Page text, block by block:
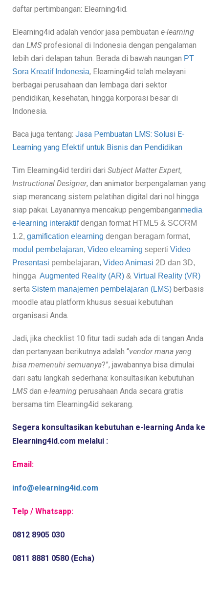
daftar pertimbangan: Elearning4id.
Elearning4id adalah vendor jasa pembuatan e-learning
dan LMS profesional di Indonesia dengan pengalaman
lebih dari delapan tahun. Berada di bawah naungan PT
Sora Kreatif Indonesia, Elearning4id telah melayani
berbagai perusahaan dan lembaga dari sektor
pendidikan, kesehatan, hingga korporasi besar di
Indonesia.
Baca juga tentang: Jasa Pembuatan LMS: Solusi E-
Learning yang Efektif untuk Bisnis dan Pendidikan
Tim Elearning4id terdiri dari Subject Matter Expert,
Instructional Designer, dan animator berpengalaman yang
siap merancang sistem pelatihan digital dari nol hingga
siap pakai. Layanannya mencakup pengembanganmedia
e-learning interaktif dengan format HTML5 & SCORM
1.2, gamification elearning
modul pembelajaran, Video elearning seperti Video
Presentasi pembelajaran, Video Animasi 2D dan 3D,
hingga Augmented Reality (AR) & Virtual Reality (VR)
serta Sistem manajemen pembelajaran (LMS) berbasis
moodle atau platform khusus sesuai kebutuhan
organisasi Anda.
Jadi, jika checklist 10 fitur tadi sudah ada di tangan Anda
dan pertanyaan berikutnya adalah “vendor mana yang
bisa memenuhi semuanya?”, jawabannya bisa dimulai
dari satu langkah sederhana: konsultasikan kebutuhan
LMS dan e-learning perusahaan Anda secara gratis
bersama tim Elearning4id sekarang.
Segera konsultasikan kebutuhan e-learning Anda ke
Elearning4id.com melalui :
Email:
info@elearning4id.com
Telp / Whatsapp:
0812 8905 030
0811 8881 0580 (Echa)